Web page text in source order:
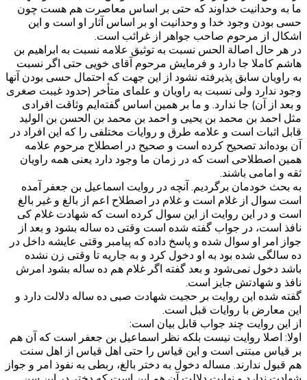
ما به وحدانیت خداوند که حتی بر اساس معاصرت هم هست چون
حسی بودن وجود خدا و وحدانیت او بر اساس آثار او است و این
اشکال از مرحوم صاحب جواهر از غرائب است.
در هر حال اصالة الحس نسبت به توثیق علامه نسبت به ابراهیم بن
هاشم کاملا جا دارد و فرمایش مرحوم آقای خویی حتی اگر نسبت
به راویان سابق پذیرفته نشود از این جهت که احتمال حسی بودن آنها
وجود ندارد ولی نسبت به راویان و علمای متأخر (حدود غیبت صغری
و بعد از آن) جا ندارد. و ما بر همین اساس گفته‌ایم وثاقت افرادی
مثل احمد بن محمد بن یحیی و احمد بن محمد بن الحسن بن الولید
قابل اثبات است و علامه طرق و روایات مختلفی را که این افراد در
آن بوده‌اند تصحیح کرده است و صحیح در اصطلاح مرحوم علامه
همین اصطلاحی است که در زمان ما وجود دارد یعنی همه راویان
ثقه و امامی باشند.
به بحث خودمان برگردیم. آنچه در روایت اسماعیل بن جعفر آمده
است سوال از غلام است و غلام در اصطلاح اعم از بالغ و غیر بالغ
است و در این روایت از این سوال کرده است که شهادت غلام کی
نافذ است، در جواب گفته شده است وقتی ده ساله بشود و بعد از
جواز امر او سوال شده و پاسخ داده که پیامبر وقتی عایشه داخل در
ده سالگی شده بود به او دخول کرد و به جاریه تا وقتی زن نشده
باشد دخول نمی‌شود و بعد گفته اگر غلام هم ده ساله بشود امرش
نافذ و شهادتش جایز است.
گفته شده این روایت بر حجیت شهادت صبی ده ساله دلالت دارد و
این معارض با روایات قبل است.
از این روایت چند جواب قابل بیان است:
اولا: اصلا روایت نیست بلکه نظر اسماعیل بن جعفر است که آن هم
بر قیاس مبتنی است و این قیاس را حتی اهل قیاس از اهل سنت
هم قبول ندارند. مساله دخول به دختر بالغ، ربطی به نفوذ امر و جواز